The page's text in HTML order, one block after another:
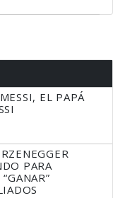
EL PAPÁ
PARA